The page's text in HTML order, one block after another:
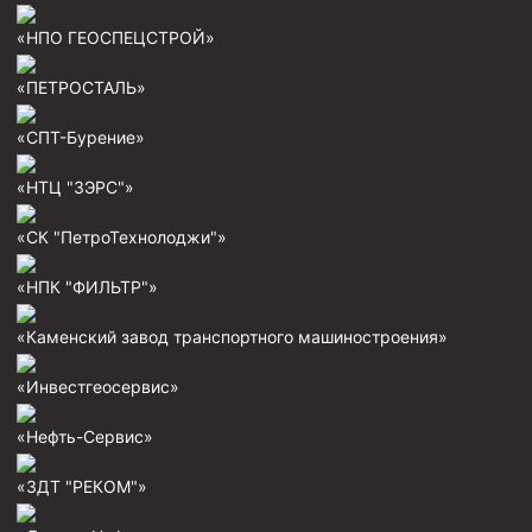
Муфта ОТТМ 146
Муфта БТС 324
Муфта БТС 168
Муфта ОТТМ 127
Муфта БТС 146
Муфта ОТТМ 178
Муфта ОТТМ 168
«НПО ГЕОСПЕЦСТРОЙ»
«ПЕТРОСТАЛЬ»
«СПТ-Бурение»
«НТЦ "ЗЭРС"»
«СК "ПетроТехнолоджи"»
«НПК "ФИЛЬТР"»
«Каменский завод транспортного машиностроения»
«Инвестгеосервис»
«Нефть-Сервис»
«ЗДТ "РЕКОМ"»